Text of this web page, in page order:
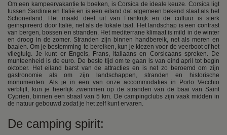
Om een kampeervakantie te boeken, is Corsica de ideale keuze. Corsica ligt
tussen Sardinië en Italië en is een eiland dat algemeen bekend staat als het
Schoneiland. Het maakt deel uit van Frankrijk en de cultuur is sterk
geïnspireerd door Italië, net als de lokale taal. Het landschap is een contrast
van bergen, bossen en stranden. Het mediterrane klimaat is mild in de winter
en droog in de zomer. Stranden zijn binnen handbereik, net als meren en
baaien. Om je bestemming te bereiken, kun je kiezen voor de veerboot of het
vliegtuig. Je kunt er Engels, Frans, Italiaans en Corsicaans spreken. De
munteenheid is de euro. De beste tijd om te gaan is van eind april tot begin
oktober. Het eiland barst van de attracties en is net zo beroemd om zijn
gastronomie als om zijn landschappen, stranden en historische
monumenten. Als je in een van onze accommodaties in Porto Vecchio
verblijft, kun je heerlijk zwemmen op de stranden van de baai van Saint
Cyprien, binnen een straal van 5 km. De campingclubs zijn vaak midden in
de natuur gebouwd zodat je het zelf kunt ervaren.
De camping spirit: